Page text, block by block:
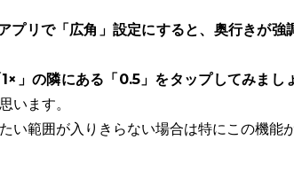
リで「広角」設定にすると、奥行きが強
」の隣にある「0.5」をタップしてみまし
います。
い範囲が入りきらない場合は特にこの機能